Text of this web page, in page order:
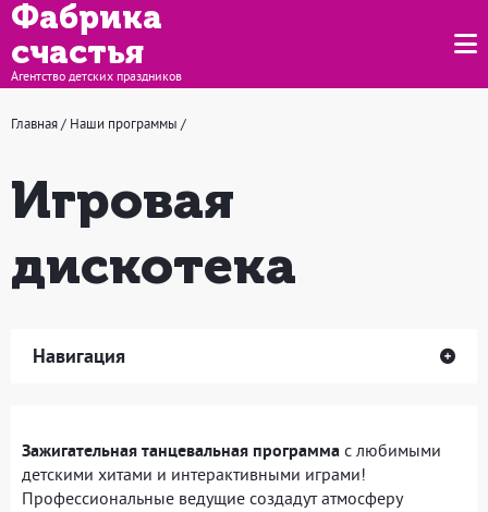
Фабрика
счастья
Агентство детских праздников
Главная/ Наши программы /
Игровая
дискотека
Навигация
Зажигательная танцевальная программа с любимыми
детскими хитами и интерактивными играми!
Профессиональные ведущие создадут атмосферу